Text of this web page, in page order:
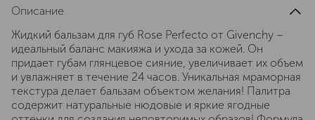
Описание
Жидкий бальзам для губ Rose Perfecto от Givenchy –
идеальный баланс макияжа и ухода за кожей. Он
придает губам глянцевое сияние, увеличивает их объем
и увлажняет в течение 24 часов. Уникальная мраморная
текстура делает бальзам объектом желания! Палитра
содержит натуральные нюдовые и яркие ягодные